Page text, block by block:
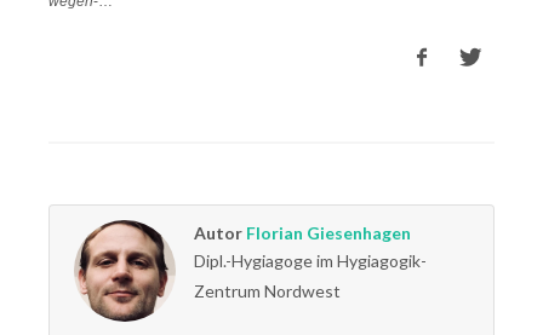
Autor Florian Giesenhagen
Dipl.-Hygiagoge im Hygiagogik-
Zentrum Nordwest